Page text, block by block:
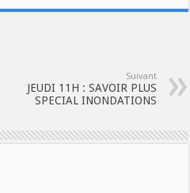
Suivant
JEUDI 11H : SAVOIR PLUS
SPECIAL INONDATIONS